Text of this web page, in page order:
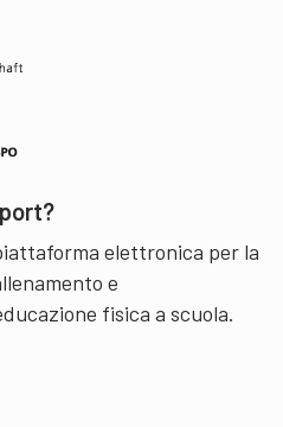
elettronica per la
e
fisica a scuola.